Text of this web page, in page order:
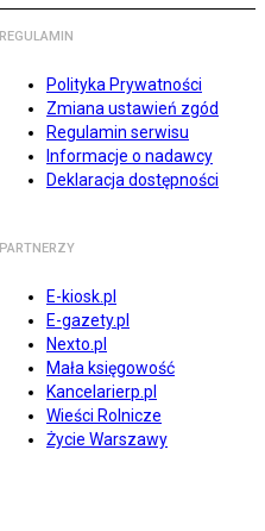
REGULAMIN
Polityka Prywatności
Zmiana ustawień zgód
Regulamin serwisu
Informacje o nadawcy
Deklaracja dostępności
PARTNERZY
E-kiosk.pl
E-gazety.pl
Nexto.pl
Mała księgowość
Kancelarierp.pl
Wieści Rolnicze
Życie Warszawy